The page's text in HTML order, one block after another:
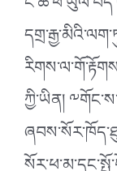
ཀྱི་ཡིན།